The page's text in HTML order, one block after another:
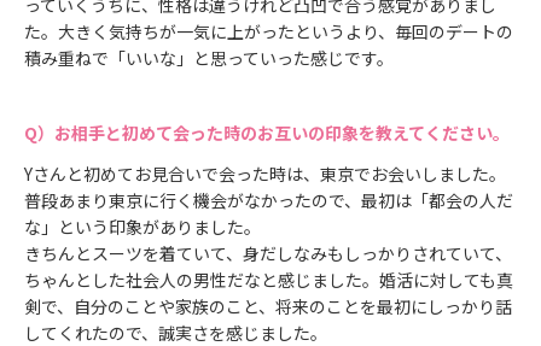
た。大きく気持ちが一気に上がったというより、毎回のデートの
積み重ねで「いいな」と思っていった感じです。
お相手と初めて会った時のお互いの印象を教えてください。
Yさんと初めてお見合いで会った時は、東京でお会いしました。
普段あまり東京に行く機会がなかったので、最初は「都会の人だ
な」という印象がありました。
きちんとスーツを着ていて、身だしなみもしっかりされていて、
ちゃんとした社会人の男性だなと感じました。婚活に対しても真
剣で、自分のことや家族のこと、将来のことを最初にしっかり話
してくれたので、誠実さを感じました。